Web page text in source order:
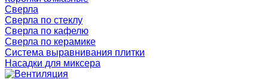
Сверла
Сверла по стеклу
Сверла по кафелю
Сверла по керамике
Система выравнивания плитки
Насадки для миксера